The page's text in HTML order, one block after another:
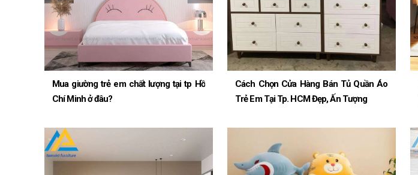
Mua giường trẻ em chất lượng tại tp Hồ
Chí Minh ở đâu?
Cách Chọn Cửa Hàng Bán Tủ Quần Áo
Trẻ Em Tại Tp. HCM Đẹp, Ấn Tượng